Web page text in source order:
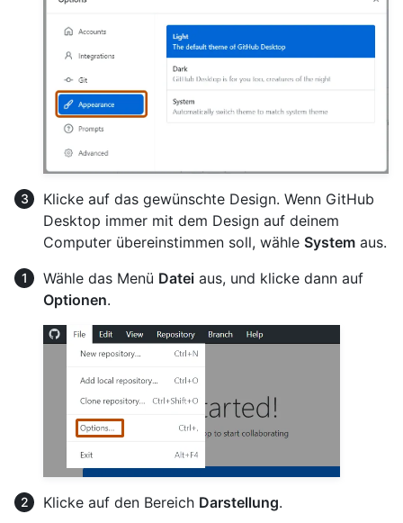
Klicke auf das gewünschte Design. Wenn GitHub
Desktop immer mit dem Design auf deinem
Computer übereinstimmen soll, wähle System aus.
Wähle das Menü Datei aus, und klicke dann auf
Optionen.
Klicke auf den Bereich Darstellung.